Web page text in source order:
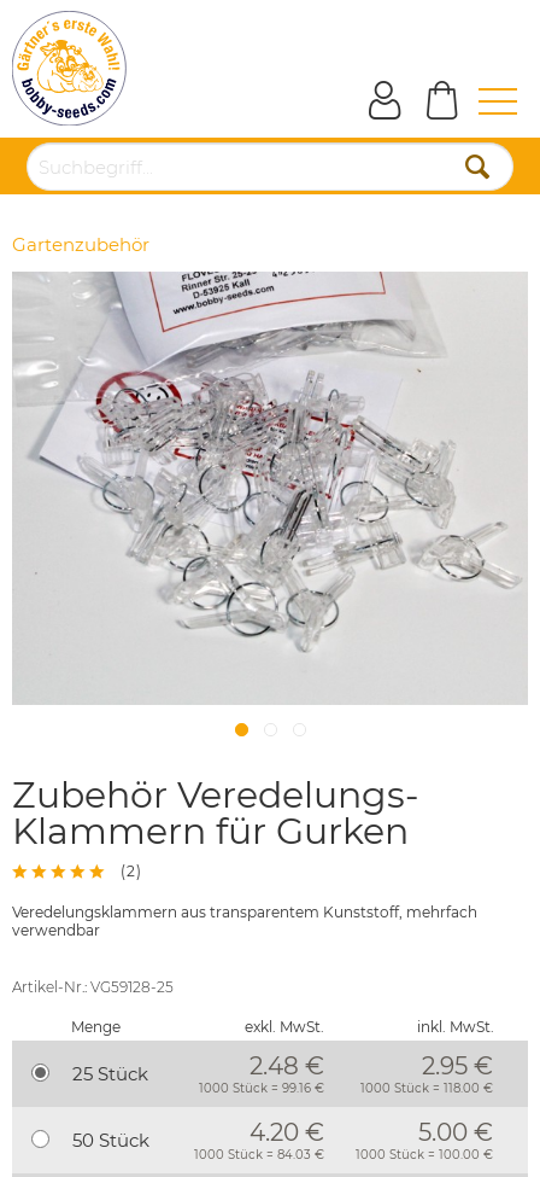
Gartenzubehör
Zubehör Veredelungs-
Klammern für Gurken
(2)
Veredelungsklammern aus transparentem Kunststoff, mehrfach
verwendbar
Artikel-Nr.: VG59128-25
Menge exkl. MwSt. inkl. MwSt.
25 Stück 2.48 €
1000 Stück = 99.16 €
2.95 €
1000 Stück = 118.00 €
50 Stück 4.20 €
1000 Stück = 84.03 €
5.00 €
1000 Stück = 100.00 €